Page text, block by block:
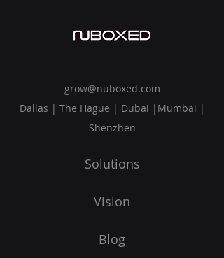
grow@nuboxed.com
Dallas | The Hague | Dubai |Mumbai |
Shenzhen
Solutions
Vision
Blog